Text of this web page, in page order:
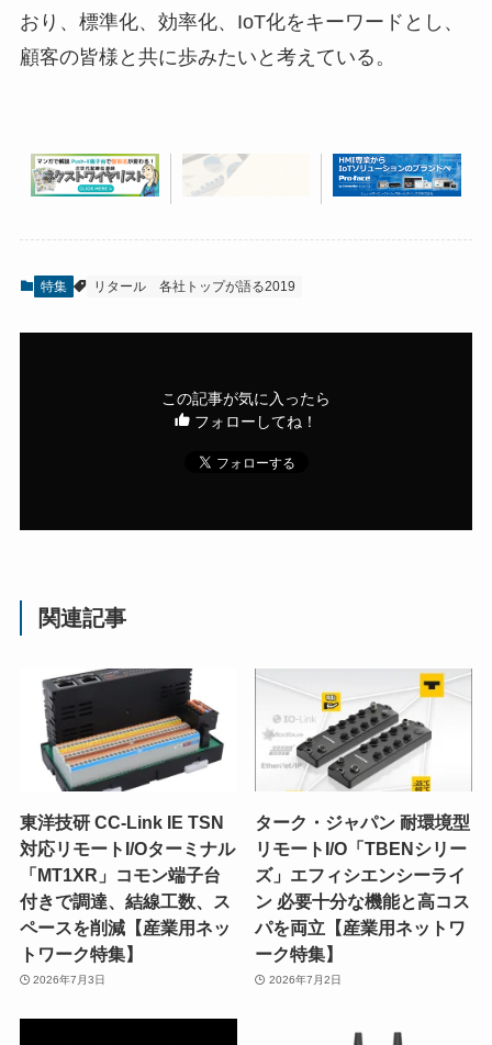
おり、標準化、効率化、IoT化をキーワードとし、
顧客の皆様と共に歩みたいと考えている。
特集 リタール 各社トップが語る2019
この記事が気に入ったら
フォローしてね！
関連記事
東洋技研 CC-Link IE TSN
対応リモートI/Oターミナル
「MT1XR」コモン端子台
付きで調達、結線工数、ス
ペースを削減【産業用ネッ
トワーク特集】
2026年7月3日
ターク・ジャパン 耐環境型
リモートI/O「TBENシリー
ズ」エフィシエンシーライ
ン 必要十分な機能と高コス
パを両立【産業用ネットワ
ーク特集】
2026年7月2日